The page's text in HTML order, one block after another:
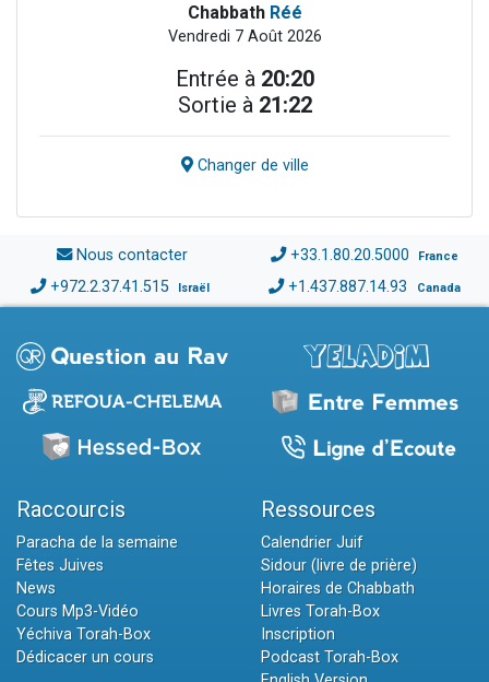
Chabbath Réé
Vendredi 7 Août 2026
Entrée à 20:20
Sortie à 21:22
Changer de ville
Nous contacter +33.1.80.20.5000 France
+972.2.37.41.515 Israël +1.437.887.14.93 Canada
Raccourcis
Paracha de la semaine
Fêtes Juives
News
Cours Mp3-Vidéo
Yéchiva Torah-Box
Dédicacer un cours
Ressources
Calendrier Juif
Sidour (livre de prière)
Horaires de Chabbath
Livres Torah-Box
Inscription
Podcast Torah-Box